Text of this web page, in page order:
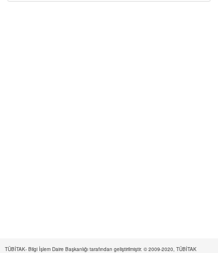
TÜBİTAK- Bilgi İşlem Daire Başkanlığı tarafından geliştirilmiştir. © 2009-2020, TÜBİTAK